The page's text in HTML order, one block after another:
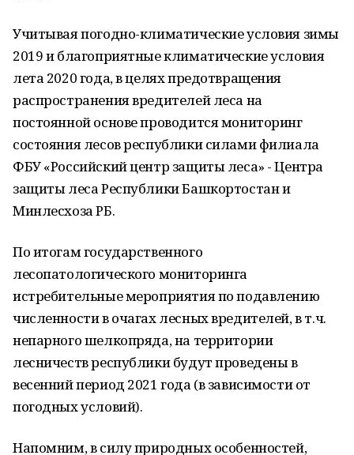
Учитывая погодно-климатические условия зимы
2019 и благоприятные климатические условия
лета 2020 года, в целях предотвращения
распространения вредителей леса на
постоянной основе проводится мониторинг
состояния лесов республики силами филиала
ФБУ «Российский центр защиты леса» - Центра
защиты леса Республики Башкортостан и
Минлесхоза РБ.
По итогам государственного
лесопатологического мониторинга
истребительные мероприятия по подавлению
численности в очагах лесных вредителей, в т.ч.
непарного шелкопряда, на территории
лесничеств республики будут проведены в
весенний период 2021 года (в зависимости от
погодных условий).
Напомним, в силу природных особенностей,